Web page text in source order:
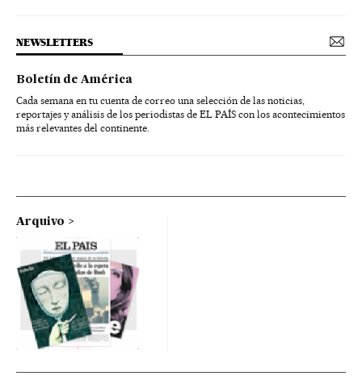
NEWSLETTERS
Boletín de América
Cada semana en tu cuenta de correo una selección de las noticias,
reportajes y análisis de los periodistas de EL PAÍS con los acontecimientos
más relevantes del continente.
Arquivo